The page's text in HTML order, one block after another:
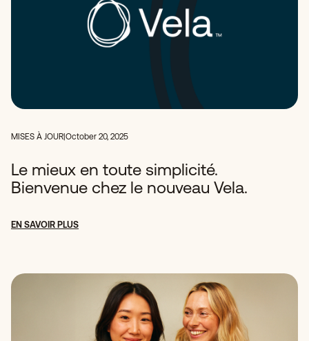
MISES À JOUR October 20, 2025
Le mieux en toute simplicité.
Bienvenue chez le nouveau Vela.
EN SAVOIR PLUS